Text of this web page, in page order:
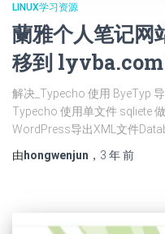
LINUX学习资源
蘭雅个人笔记
移到 lyvba.com
解决_Typecho 使用 ByeTyp
Typecho 使用单文件 sqliete
WordPress导出XML文件
由 hongwenjun ， 3 年前